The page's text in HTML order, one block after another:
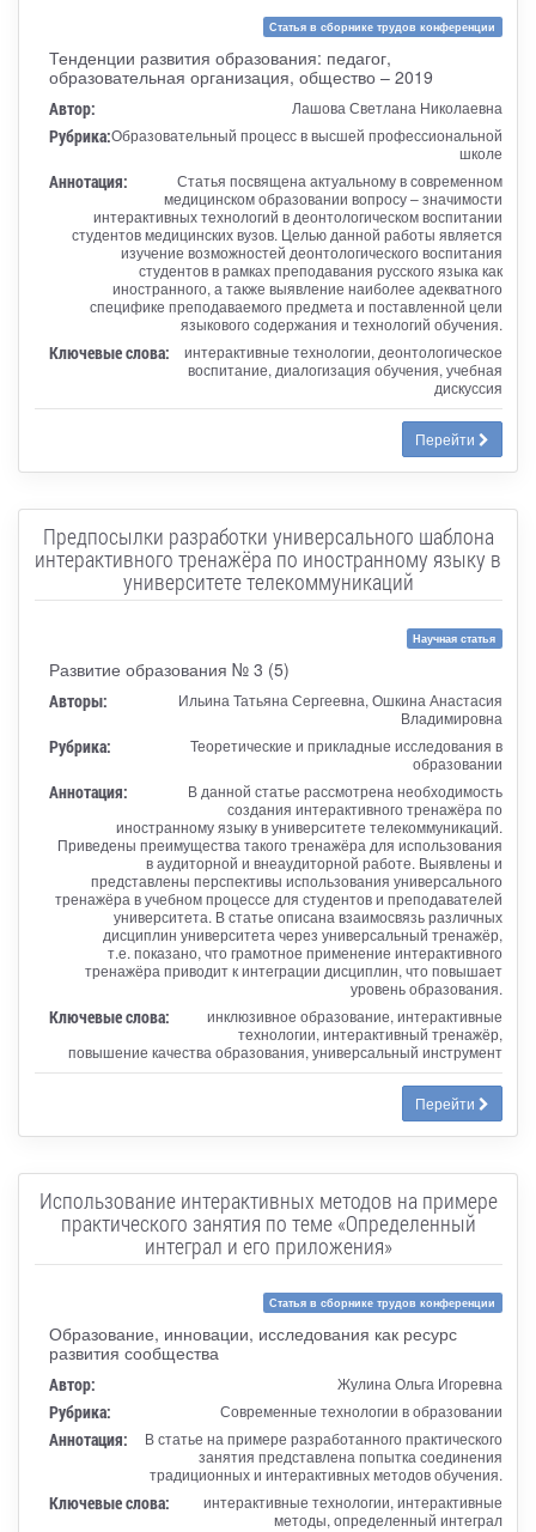
Статья в сборнике трудов конференции
Тенденции развития образования: педагог,
образовательная организация, общество – 2019
Автор: Лашова Светлана Николаевна
Рубрика:Образовательный процесс в высшей профессиональной
школе
Аннотация:
Статья посвящена актуальному в современном
медицинском образовании вопросу – значимости
интерактивных технологий в деонтологическом воспитании
студентов медицинских вузов. Целью данной работы является
изучение возможностей деонтологического воспитания
студентов в рамках преподавания русского языка как
иностранного, а также выявление наиболее адекватного
специфике преподаваемого предмета и поставленной цели
языкового содержания и технологий обучения.
Ключевые слова:
интерактивные технологии, деонтологическое
воспитание, диалогизация обучения, учебная
дискуссия
Перейти
Предпосылки разработки универсального шаблона
интерактивного тренажёра по иностранному языку в
университете телекоммуникаций
Научная статья
Развитие образования № 3 (5)
Авторы:
Ильина Татьяна Сергеевна, Ошкина Анастасия
Владимировна
Рубрика:
Теоретические и прикладные исследования в
образовании
Аннотация:
В данной статье рассмотрена необходимость
создания интерактивного тренажёра по
иностранному языку в университете телекоммуникаций.
Приведены преимущества такого тренажёра для использования
в аудиторной и внеаудиторной работе. Выявлены и
представлены перспективы использования универсального
тренажёра в учебном процессе для студентов и преподавателей
университета. В статье описана взаимосвязь различных
дисциплин университета через универсальный тренажёр,
т.е. показано, что грамотное применение интерактивного
тренажёра приводит к интеграции дисциплин, что повышает
уровень образования.
Ключевые слова:
инклюзивное образование, интерактивные
технологии, интерактивный тренажёр,
повышение качества образования, универсальный инструмент
Перейти
Использование интерактивных методов на примере
практического занятия по теме «Определенный
интеграл и его приложения»
Статья в сборнике трудов конференции
Образование, инновации, исследования как ресурс
развития сообщества
Автор: Жулина Ольга Игоревна
Рубрика: Современные технологии в образовании
Аннотация:
В статье на примере разработанного практического
занятия представлена попытка соединения
традиционных и интерактивных методов обучения.
Ключевые слова:
интерактивные технологии, интерактивные
методы, определенный интеграл